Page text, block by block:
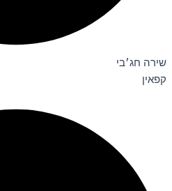
שירה חג׳בי
קפאין